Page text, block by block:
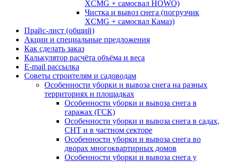
XCMG + самосвал HOWO)
Чистка и вывоз снега (погрузчик
XCMG + самосвал Камаз)
Прайс-лист (общий)
Акции и специальные предложения
Как сделать заказ
Калькулятор расчёта объёма и веса
E-mail рассылка
Советы строителям и садоводам
Особенности уборки и вывоза снега на разных
территориях и площадках
Особенности уборки и вывоза снега в
гаражах (ГСК)
Особенности уборки и вывоза снега в садах,
СНТ и в частном секторе
Особенности уборки и вывоза снега во
дворах многоквартирных домов
Особенности уборки и вывоза снега у